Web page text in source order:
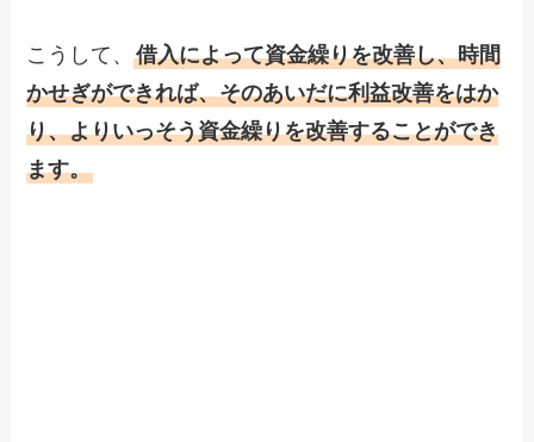
こうして、借入によって資金繰りを改善し、時間
かせぎができれば、そのあいだに利益改善をはか
り、よりいっそう資金繰りを改善することができ
ます。